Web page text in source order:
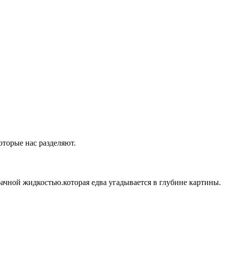
нас разделяют.
жидкостью.которая едва угадывается в глубине картины.